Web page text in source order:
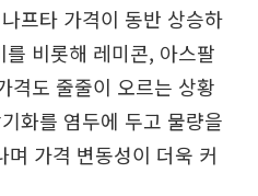
프타 가격이 동반 상승하
비롯해 레미콘, 아스팔
격도 줄줄이 오르는 상황
화를 염두에 두고 물량을
가격 변동성이 더욱 커